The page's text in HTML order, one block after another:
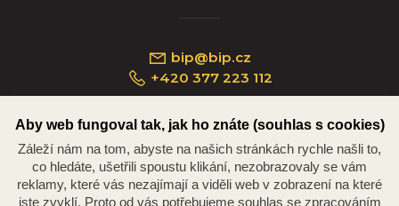
bip@bip.cz
+420 377 223 112
Náměstí Republiky 234/35, 301 00 Plzeň
Aby web fungoval tak, jak ho znáte (souhlas s cookies)
Záleží nám na tom, abyste na našich stránkách rychle našli to,
co hledáte, ušetřili spoustu klikání, nezobrazovaly se vám
reklamy, které vás nezajímají a viděli web v zobrazení na které
jste zvyklí. Proto od vás potřebujeme souhlas se zpracováním